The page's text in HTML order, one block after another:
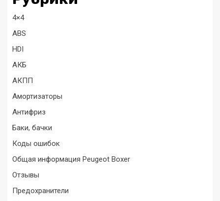
4×4
ABS
HDI
АКБ
АКПП
Амортизаторы
Антифриз
Баки, бачки
Коды ошибок
Общая информация Peugeot Boxer
Отзывы
Предохранители